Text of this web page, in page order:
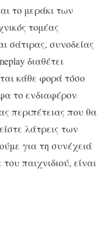
το μεράκι των
τομέας
σάτιρας, συνοδείας
διαθέτει
κάθε φορά τόσο
το ενδιαφέρον
περιπέτειας που θα
λάτρεις των
για τη συνέχειά
παιχνιδιού, είναι